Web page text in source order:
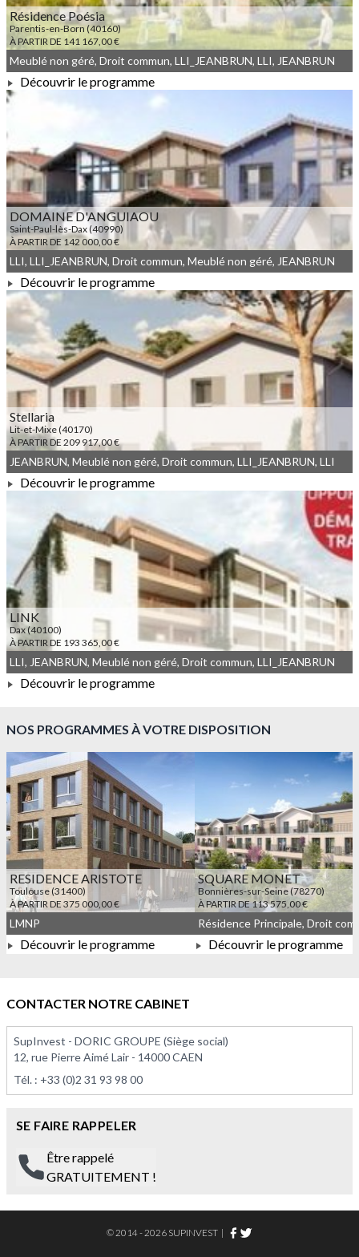
Résidence Poésia
Parentis-en-Born (40160)
À PARTIR DE 141 167,00 €
À PARTIR DE 141 167,00 €
Meublé non géré, Droit commun, LLI_JEANBRUN, LLI, JEANBRUN
Découvrir le programme
DOMAINE D'ANGUIAOU
Saint-Paul-lès-Dax (40990)
À PARTIR DE 142 000,00 €
À PARTIR DE 142 000,00 €
LLI, LLI_JEANBRUN, Droit commun, Meublé non géré, JEANBRUN
Découvrir le programme
Stellaria
Lit-et-Mixe (40170)
À PARTIR DE 209 917,00 €
À PARTIR DE 209 917,00 €
JEANBRUN, Meublé non géré, Droit commun, LLI_JEANBRUN, LLI
Découvrir le programme
LINK
Dax (40100)
À PARTIR DE 193 365,00 €
À PARTIR DE 193 365,00 €
LLI, JEANBRUN, Meublé non géré, Droit commun, LLI_JEANBRUN
Découvrir le programme
NOS PROGRAMMES À VOTRE DISPOSITION
RESIDENCE ARISTOTE
Toulouse (31400)
À PARTIR DE 375 000,00 €
À PARTIR DE 375 000,00 €
LMNP
Découvrir le programme
SQUARE MONET
Bonnières-sur-Seine (78270)
À PARTIR DE 113 575,00 €
Découvrir le programme
CONTACTER NOTRE CABINET
SupInvest - DORIC GROUPE (Siège social)
12, rue Pierre Aimé Lair - 14000 CAEN
Tél. : +33 (0)2 31 93 98 00
SE FAIRE RAPPELER
Être rappelé
GRATUITEMENT !
© 2014 - 2026 SUPINVEST |